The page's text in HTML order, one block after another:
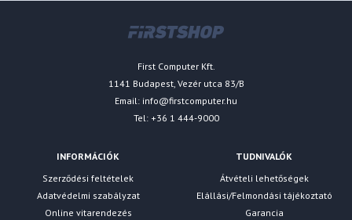
First Computer Kft.
1141 Budapest, Vezér utca 83/B
Email: info@firstcomputer.hu
Tel: +36 1 444-9000
INFORMÁCIÓK
Szerződési feltételek
Adatvédelmi szabályzat
Online vitarendezés
TUDNIVALÓK
Átvételi lehetőségek
Elállási/Felmondási tájékoztató
Garancia